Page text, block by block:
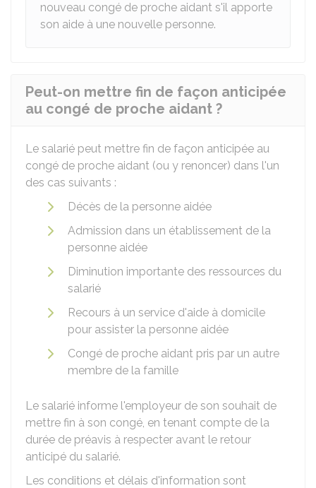
nouveau congé de proche aidant s'il apporte
son aide à une nouvelle personne.
Peut-on mettre fin de façon anticipée
au congé de proche aidant ?
Le salarié peut mettre fin de façon anticipée au
congé de proche aidant (ou y renoncer) dans l'un
des cas suivants :
Décès de la personne aidée
Admission dans un établissement de la
personne aidée
Diminution importante des ressources du
salarié
Recours à un service d'aide à domicile
pour assister la personne aidée
Congé de proche aidant pris par un autre
membre de la famille
Le salarié informe l'employeur de son souhait de
mettre fin à son congé, en tenant compte de la
durée de préavis à respecter avant le retour
anticipé du salarié.
Les conditions et délais d'information sont